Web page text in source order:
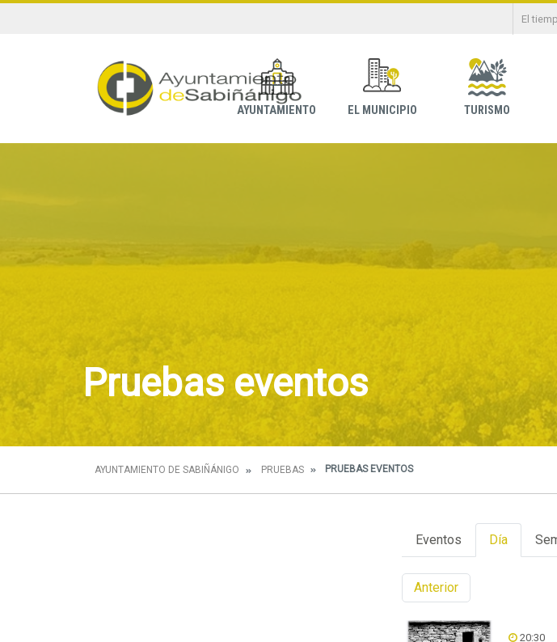
El
AYUNTAMIENTO EL MUNICIPIO TURISMO
Pruebas eventos
AYUNTAMIENTO DE SABIÑÁNIGO PRUEBAS PRUEBAS EVENTOS
Eventos Día
Anterior
20:30